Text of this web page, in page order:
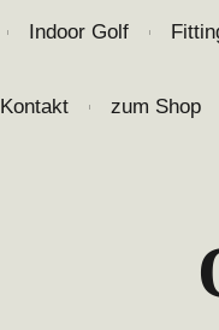
❘ Indoor Golf ❘
Kontakt ❘ zum Shop